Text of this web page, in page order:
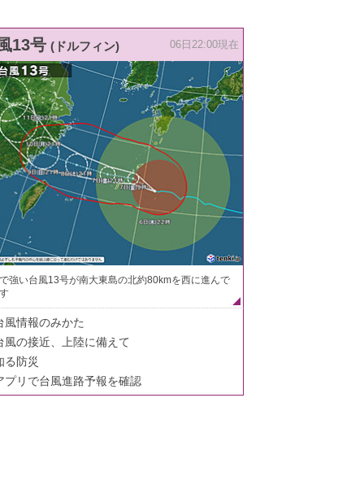
13号 (ドルフィン) 06日22:00現在
強い台風13号が南大東島の北約80kmを西に進んで
風情報のみかた
風の接近、上陸に備えて
る防災
プリで台風進路予報を確認